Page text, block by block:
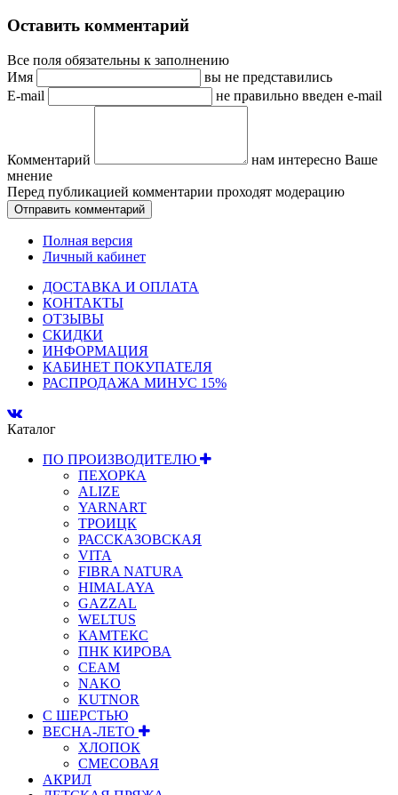
Оставить комментарий
Все поля обязательны к заполнению
Имя
вы не представились
E-mail
не правильно введен e-mail
Комментарий
нам интересно Ваше
мнение
Перед публикацией комментарии проходят модерацию
Полная версия
Личный кабинет
ДОСТАВКА И ОПЛАТА
КОНТАКТЫ
ОТЗЫВЫ
СКИДКИ
ИНФОРМАЦИЯ
КАБИНЕТ ПОКУПАТЕЛЯ
РАСПРОДАЖА МИНУС 15%
Каталог
ПО ПРОИЗВОДИТЕЛЮ
ПЕХОРКА
ALIZE
YARNART
ТРОИЦК
РАССКАЗОВСКАЯ
VITA
FIBRA NATURA
HIMALAYA
GAZZAL
WELTUS
КАМТЕКС
ПНК КИРОВА
СЕАМ
NAKO
KUTNOR
С ШЕРСТЬЮ
ВЕСНА-ЛЕТО
ХЛОПОК
СМЕСОВАЯ
АКРИЛ